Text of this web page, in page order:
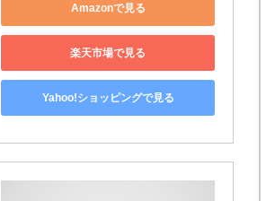
Amazonで見る
楽天市場で見る
Yahoo!ショッピングで見る